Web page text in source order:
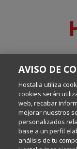
Escrito por el
AVISO DE
Hostalia utiliza
cookies serán
web, recabar
mejorar nuestros
personalizados
base a un perfil
análisis de tu